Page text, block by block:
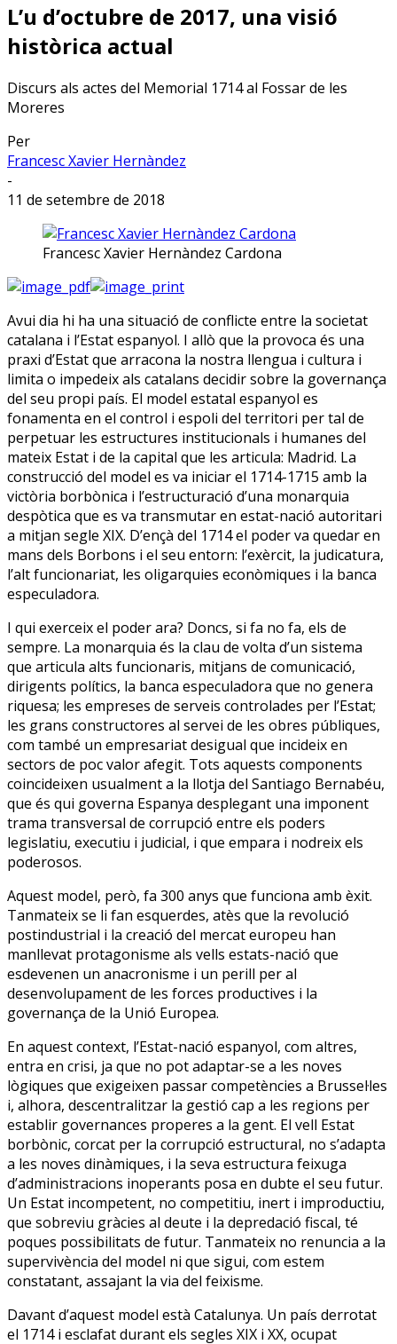
L’u d’octubre de 2017, una visió
històrica actual
Discurs als actes del Memorial 1714 al Fossar de les
Moreres
Per
Francesc Xavier Hernàndez
-
11 de setembre de 2018
Francesc Xavier Hernàndez Cardona
Avui dia hi ha una situació de conflicte entre la societat
catalana i l’Estat espanyol. I allò que la provoca és una
praxi d’Estat que arracona la nostra llengua i cultura i
limita o impedeix als catalans decidir sobre la governança
del seu propi país. El model estatal espanyol es
fonamenta en el control i espoli del territori per tal de
perpetuar les estructures institucionals i humanes del
mateix Estat i de la capital que les articula: Madrid. La
construcció del model es va iniciar el 1714-1715 amb la
victòria borbònica i l’estructuració d’una monarquia
despòtica que es va transmutar en estat-nació autoritari
a mitjan segle XIX. D’ençà del 1714 el poder va quedar en
mans dels Borbons i el seu entorn: l’exèrcit, la judicatura,
l’alt funcionariat, les oligarquies econòmiques i la banca
especuladora.
I qui exerceix el poder ara? Doncs, si fa no fa, els de
sempre. La monarquia és la clau de volta d’un sistema
que articula alts funcionaris, mitjans de comunicació,
dirigents polítics, la banca especuladora que no genera
riquesa; les empreses de serveis controlades per l’Estat;
les grans constructores al servei de les obres públiques,
com també un empresariat desigual que incideix en
sectors de poc valor afegit. Tots aquests components
coincideixen usualment a la llotja del Santiago Bernabéu,
que és qui governa Espanya desplegant una imponent
trama transversal de corrupció entre els poders
legislatiu, executiu i judicial, i que empara i nodreix els
poderosos.
Aquest model, però, fa 300 anys que funciona amb èxit.
Tanmateix se li fan esquerdes, atès que la revolució
postindustrial i la creació del mercat europeu han
manllevat protagonisme als vells estats-nació que
esdevenen un anacronisme i un perill per al
desenvolupament de les forces productives i la
governança de la Unió Europea.
En aquest context, l’Estat-nació espanyol, com altres,
entra en crisi, ja que no pot adaptar-se a les noves
lògiques que exigeixen passar competències a Brussel·les
i, alhora, descentralitzar la gestió cap a les regions per
establir governances properes a la gent. El vell Estat
borbònic, corcat per la corrupció estructural, no s’adapta
a les noves dinàmiques, i la seva estructura feixuga
d’administracions inoperants posa en dubte el seu futur.
Un Estat incompetent, no competitiu, inert i improductiu,
que sobreviu gràcies al deute i la depredació fiscal, té
poques possibilitats de futur. Tanmateix no renuncia a la
supervivència del model ni que sigui, com estem
constatant, assajant la via del feixisme.
Davant d’aquest model està Catalunya. Un país derrotat
el 1714 i esclafat durant els segles XIX i XX, ocupat